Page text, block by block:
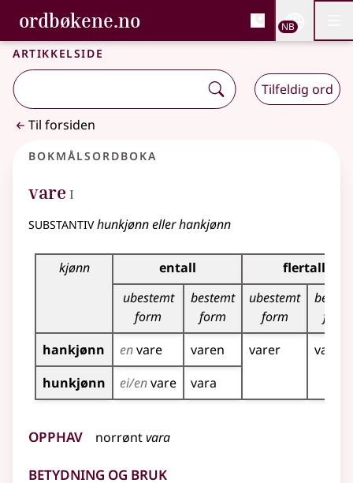
Gå til hovedinnhold
Tilgjengelighet
ordbøkene.no, Bokmålsordboka og
Bokmålsordboka og Nynorskordboka
NB
Artikkelside
Tilfeldig ord
Til forsiden
Bokmålsordboka
vare 1
I
substantivhunkjønn eller hankjønn
Bøyingstabell for dette substantivet
kjønn entall
flertall
ubestemt
form
bestemt
form
ubestemt
form
form
hankjønn
envare varen varer
hunkjønn
ei/envare vara
Opphav norrøntvara
Betydning og bruk